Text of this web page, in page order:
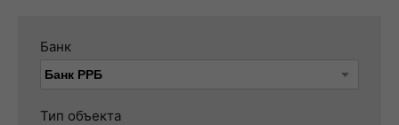
Банк
Тип объекта